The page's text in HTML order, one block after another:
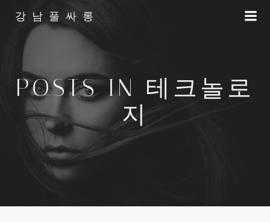
강남풀싸롱
POSTS IN 테크놀로
지